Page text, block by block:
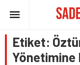
Etiket:
Yönetimine